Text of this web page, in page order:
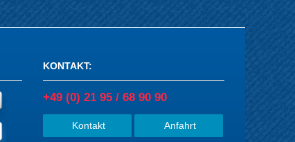
KONTAKT:
+49 (0) 21 95 / 68 90 90
Kontakt Anfahrt